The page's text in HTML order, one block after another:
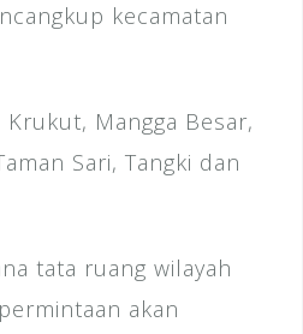
kecamatan
Mangga Besar,
Sari, Tangki dan
tata ruang wilayah
akan